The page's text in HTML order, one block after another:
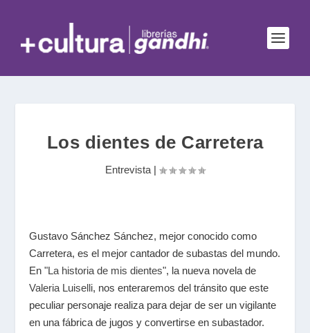
Los dientes de Carretera
Entrevista |
Gustavo Sánchez Sánchez, mejor conocido como
Carretera, es el mejor cantador de subastas del mundo.
En "La historia de mis dientes", la nueva novela de
Valeria Luiselli, nos enteraremos del tránsito que este
peculiar personaje realiza para dejar de ser un vigilante
en una fábrica de jugos y convertirse en subastador.